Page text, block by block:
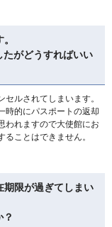
がどうすればいい
ルされてしまいます。
時的にパスポートの返却
われますので大使館にお
ことはできません。
期限が過ぎてしまい